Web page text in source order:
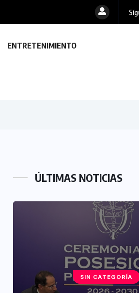
ENTRETENIMIENTO
ÚLTIMAS NOTICIAS
SIN CATEGORÍA